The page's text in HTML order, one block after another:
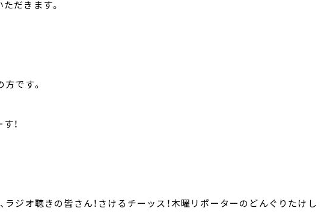
だきます。
です。
！
ラジオ聴きの皆さん！さけるチーッス！木曜リポーターのどんぐりたけし